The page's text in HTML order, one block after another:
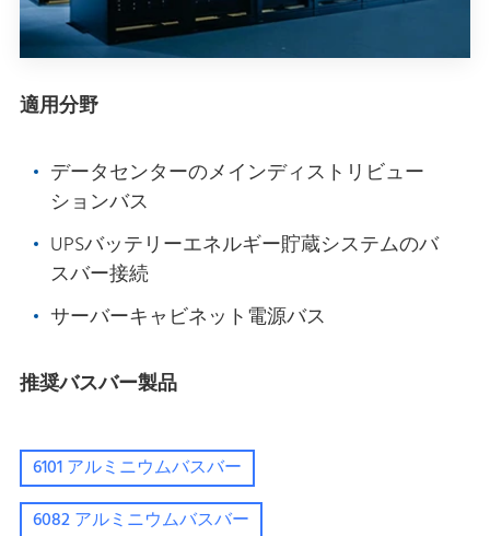
適用分野
データセンターのメインディストリビュー
ションバス
UPSバッテリーエネルギー貯蔵システムのバ
スバー接続
サーバーキャビネット電源バス
推奨バスバー製品
6101 アルミニウムバスバー
6082 アルミニウムバスバー